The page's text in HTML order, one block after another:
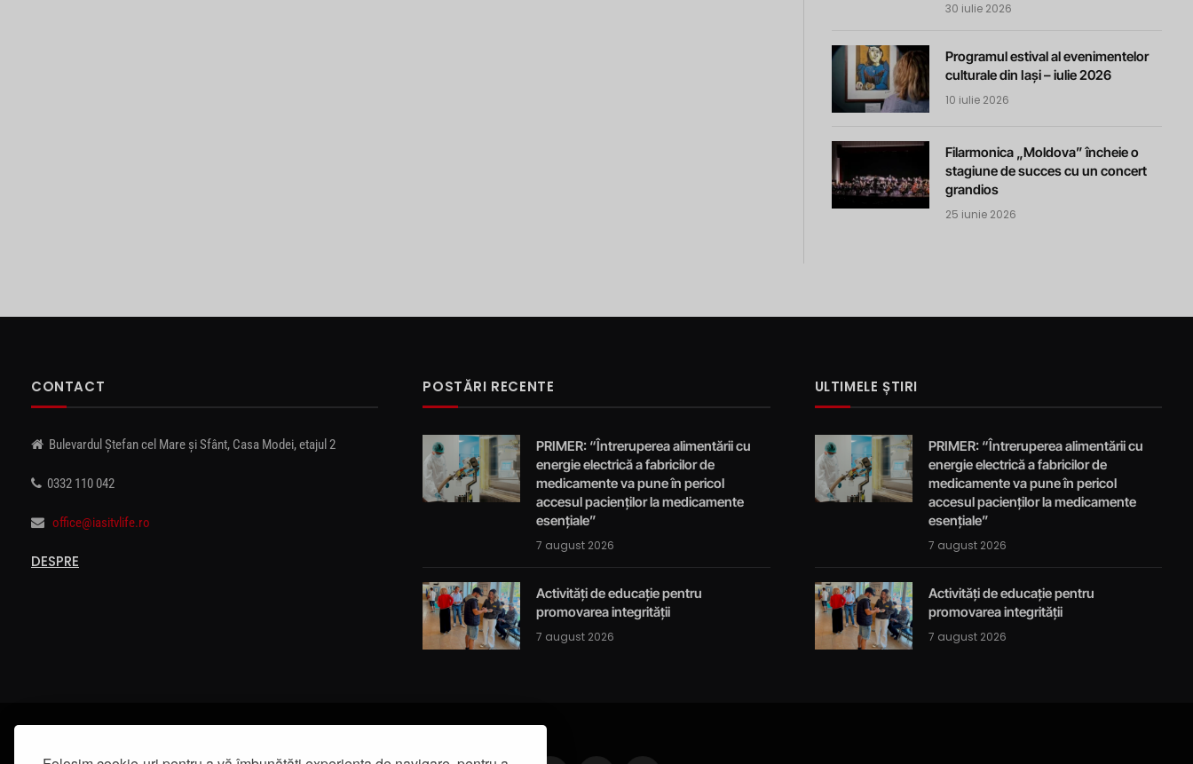
30 iulie 2026
Programul estival al evenimentelor
culturale din Iași – iulie 2026
10 iulie 2026
Filarmonica „Moldova” încheie o
stagiune de succes cu un concert
grandios
25 iunie 2026
CONTACT
Bulevardul Ștefan cel Mare și Sfânt, Casa Modei, etajul 2
0332 110 042
office@iasitvlife.ro
DESPRE
POSTĂRI RECENTE
PRIMER: “Întreruperea alimentării cu
energie electrică a fabricilor de
medicamente va pune în pericol
accesul pacienților la medicamente
esențiale”
7 august 2026
Activități de educație pentru
promovarea integrității
7 august 2026
ULTIMELE ȘTIRI
PRIMER: “Întreruperea alimentării cu
energie electrică a fabricilor de
medicamente va pune în pericol
accesul pacienților la medicamente
esențiale”
7 august 2026
Activități de educație pentru
promovarea integrității
7 august 2026